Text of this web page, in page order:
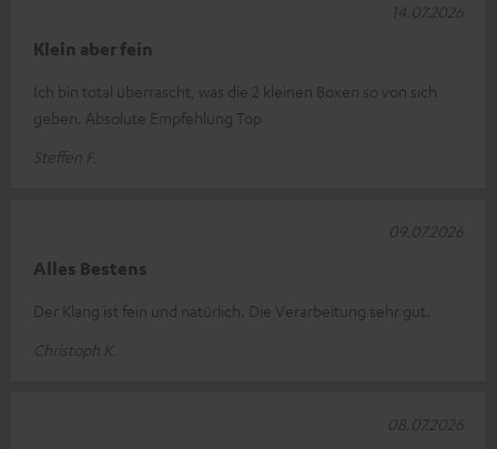
Klein aber fein
Ich bin total überrascht, was die 2 kleinen Boxen so von sich
geben. Absolute Empfehlung Top
Steffen F.
14.07.2026
Alles Bestens
Der Klang ist fein und natürlich. Die Verarbeitung sehr gut.
Christoph K.
09.07.2026
08.07.2026